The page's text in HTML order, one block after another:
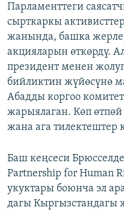
Парламенттеги
сырткаркы
жанында, башка
акцияларын өткөрдү.
президент менен
бийликтин жүйөсүнө
Абадды коргоо
жарыялаган. Көп
жана ага тилектештер
Баш кеңсеси
Partnership for Human
укуктары боюнча эл
дагы Кыргызстандагы